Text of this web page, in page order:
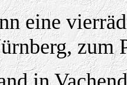
eine
zum